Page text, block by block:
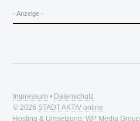
- Anzeige -
Impressum • Datenschutz
© 2026 STADT AKTIV online
Hosting & Umsetzung: WP Media Group